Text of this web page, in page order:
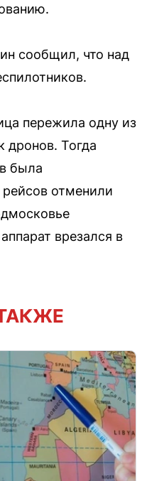
сообщил, что над
пережила одну из
дронов. Тогда
была
отменили
врезался в